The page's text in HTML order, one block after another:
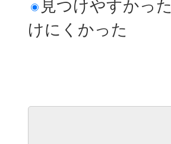
見つけやすかった
けにくかった